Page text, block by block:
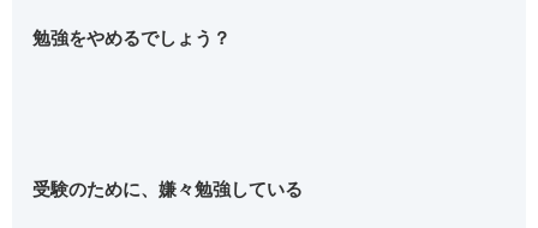
勉強をやめるでしょう？
受験のために、嫌々勉強している